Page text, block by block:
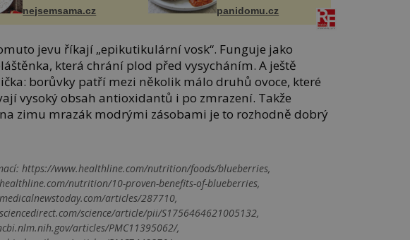
nejsemsama.cz panidomu.cz
jevu říkají „epikutikulární vosk“. Funguje jako
která chrání plod před vysycháním. A ještě
borůvky patří mezi několik málo druhů ovoce, které
vysoký obsah antioxidantů i po zmrazení. Takže
zimu mrazák modrými zásobami je to rozhodně dobrý
https://www.healthline.com/nutrition/foods/blueberries,
nutrition/10-proven-benefits-of-blueberries,
articles/287710,
science/article/pii/S1756464621005132,
articles/PMC11395062/,